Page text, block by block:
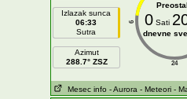
Izlazak sunca
06:33
Sutra
Azimut
288.7° ZSZ
24
6 0 Sati
dnevne
Mesec info - Aurora - Meteori -